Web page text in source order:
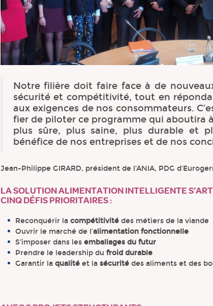
Notre filière doit faire face à de
sécurité et compétitivité, tout en
aux exigences de nos consommateurs.
fier de piloter ce programme qui aboutira
plus sûre, plus saine, plus durable et
bénéfice de nos entreprises et de nos
Jean-Philippe GIRARD, président de l’ANIA, PDG
LA SOLUTION ALIMENTATION INTELLIGENTE
CINQ DÉFIS PRIORITAIRES:
Reconquérir la compétitivitédes métiers de la viande
Ouvrir le marché de l’alimentation fonctionnelle
S’imposer dans les emballages du futur
Prendre le leadership du froid durable
Garantir la qualitéet la sécuritédes aliments et des